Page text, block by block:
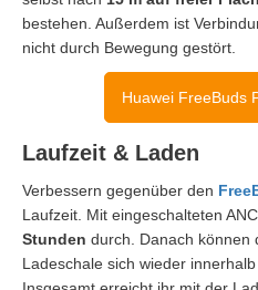
bestehen. Außerdem ist
nicht durch Bewegung gestört.
Huawei FreeBuds
Laufzeit & Laden
Verbessern gegenüber den
Laufzeit. Mit eingeschalteten
Stunden durch. Danach können
Ladeschale sich wieder